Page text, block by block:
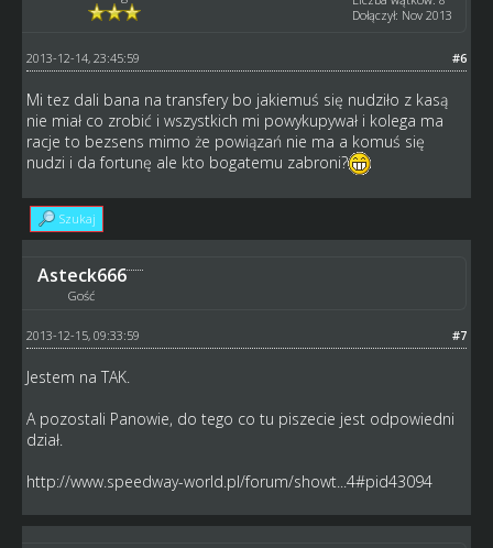
Dołączył: Nov 2013
#6
2013-12-14, 23:45:59
Mi tez dali bana na transfery bo jakiemuś się nudziło z kasą
nie miał co zrobić i wszystkich mi powykupywał i kolega ma
racje to bezsens mimo że powiązań nie ma a komuś się
nudzi i da fortunę ale kto bogatemu zabroni?
Szukaj
Asteck666
Gość
#7
2013-12-15, 09:33:59
Jestem na TAK.
A pozostali Panowie, do tego co tu piszecie jest odpowiedni
dział.
http://www.speedway-world.pl/forum/showt...4#pid43094